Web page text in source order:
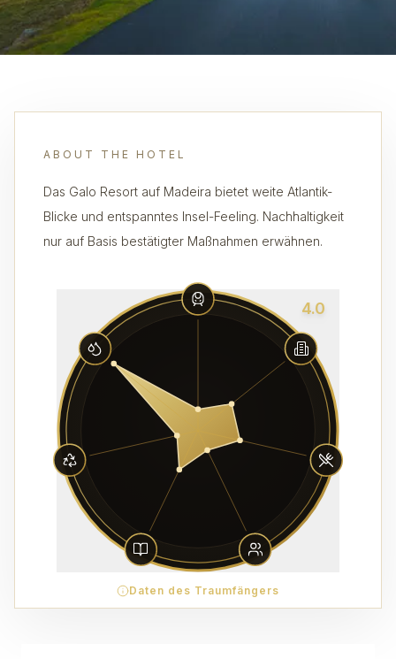
ABOUT THE HOTEL
Das Galo Resort auf Madeira bietet weite Atlantik-
Blicke und entspanntes Insel-Feeling. Nachhaltigkeit
nur auf Basis bestätigter Maßnahmen erwähnen.
4.0
Daten des Traumfängers